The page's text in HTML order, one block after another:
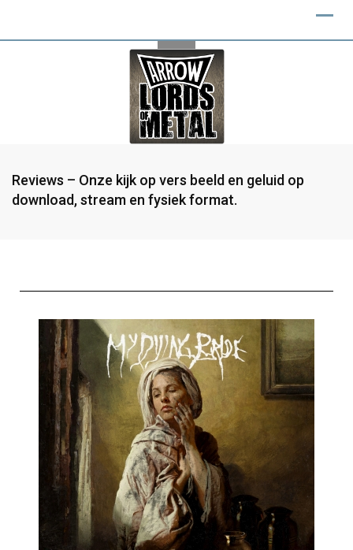
Reviews – Onze kijk op vers beeld en geluid op
download, stream en fysiek format.